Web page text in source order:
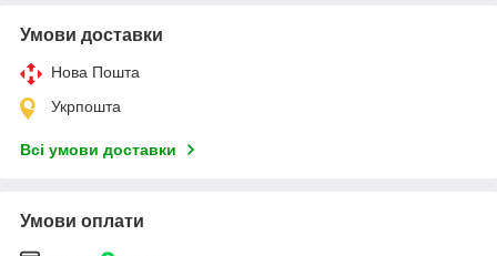
Умови доставки
Нова Пошта
Укрпошта
Всі умови доставки
Умови оплати